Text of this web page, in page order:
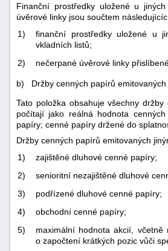
Finanční prostředky uložené u
úvěrové linky jsou součtem
1)
finanční prostředky uložené u
vkladních listů;
2)
nečerpané úvěrové linky
b) Držby cenných papírů
Tato položka obsahuje všechny
počítají jako reálná hodnota
papíry; cenné papíry držené do
Držby cenných papírů emitovaných
1)
zajištěné dluhové cenné papíry;
2)
senioritní nezajištěné dluhové
3)
podřízené dluhové cenné papíry;
4)
obchodní cenné papíry;
5)
maximální hodnota akcií,
o započtení krátkých pozic vůči